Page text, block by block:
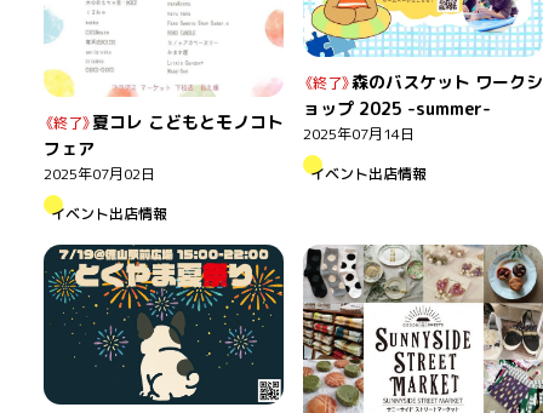
夏コレ こどもとモノコト
フェア
2025年07月02日
イベント出店情報
森のバスケット ワークシ
ョップ 2025 -summer-
2025年07月14日
イベント出店情報